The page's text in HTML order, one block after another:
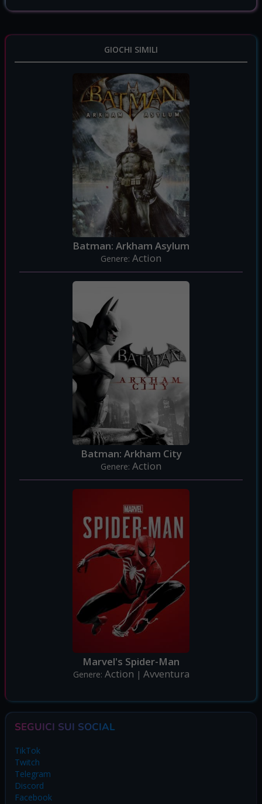
GIOCHI SIMILI
Batman: Arkham Asylum
Genere: Action
Batman: Arkham City
Genere: Action
Marvel's Spider-Man
Genere: Action | Avventura
SEGUICI SUI SOCIAL
TikTok
Twitch
Telegram
Discord
Facebook